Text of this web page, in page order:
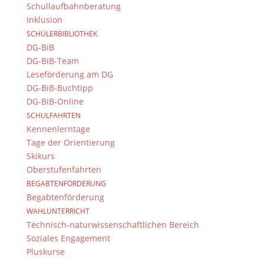
Schullaufbahnberatung
Inklusion
SCHÜLERBIBLIOTHEK
DG-BiB
DG-BiB-Team
Leseförderung am DG
DG-BiB-Buchtipp
DG-BiB-Online
SCHULFAHRTEN
Kennenlerntage
Tage der Orientierung
Skikurs
Oberstufenfahrten
BEGABTENFÖRDERUNG
Begabtenförderung
WAHLUNTERRICHT
Technisch-naturwissenschaftlichen Bereich
Soziales Engagement
Pluskurse
folgen Sie uns auf Twitter
Kontakt Webteam
Kontaktieren Sie das Webteam
© 2015-2017 Dientzenhofer-Gymnasium Bamberg -
Von Hand erstellt. Mit viel